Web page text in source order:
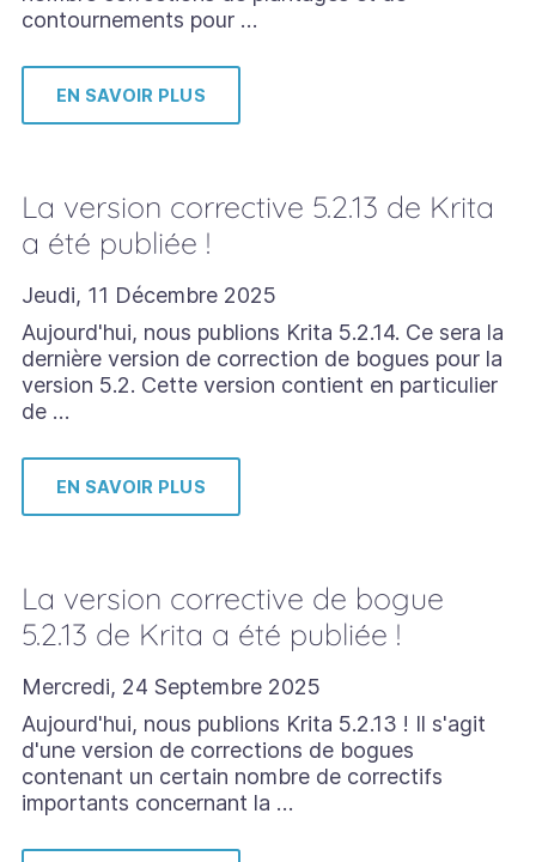
contournements pour …
EN SAVOIR PLUS
La version corrective 5.2.13 de Krita
a été publiée !
Jeudi, 11 Décembre 2025
Aujourd'hui, nous publions Krita 5.2.14. Ce sera la
dernière version de correction de bogues pour la
version 5.2. Cette version contient en particulier
de …
EN SAVOIR PLUS
La version corrective de bogue
5.2.13 de Krita a été publiée !
Mercredi, 24 Septembre 2025
Aujourd'hui, nous publions Krita 5.2.13 ! Il s'agit
d'une version de corrections de bogues
contenant un certain nombre de correctifs
importants concernant la …